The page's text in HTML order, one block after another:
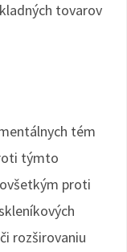
tovarov
tém
týmto
proti
rozširovaniu